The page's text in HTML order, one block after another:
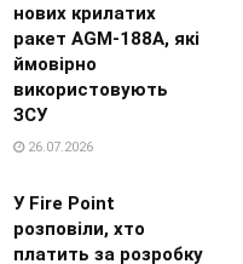
нових крилатих
ракет AGM-188A, які
ймовірно
використовують
ЗСУ
26.07.2026
У Fire Point
розповіли, хто
платить за розробку